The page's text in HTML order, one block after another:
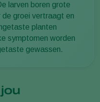
larven boren grote
de groei vertraagt en
planten
symptomen worden
gewassen.